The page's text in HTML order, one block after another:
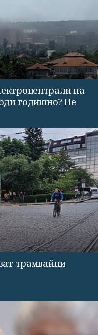
на
годишно? Не
трамвайни